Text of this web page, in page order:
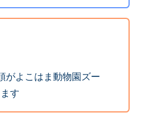
がよこはま動物園ズー
す